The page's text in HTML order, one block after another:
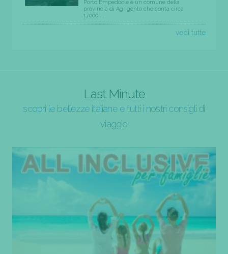
Porto Empedocle è un comune della
provincia di Agrigento che conta circa
17000 ...
vedi tutte
Last Minute
scopri le bellezze italiane e tutti i nostri consigli di
viaggio